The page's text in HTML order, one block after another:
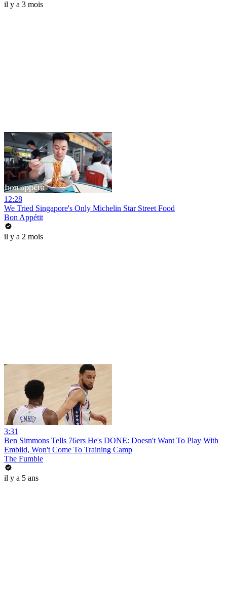
il y a 3 mois
12:28
We Tried Singapore's Only Michelin Star Street Food
Bon Appétit
il y a 2 mois
3:31
Ben Simmons Tells 76ers He's DONE: Doesn't Want To Play With
Embiid, Won't Come To Training Camp
The Fumble
il y a 5 ans